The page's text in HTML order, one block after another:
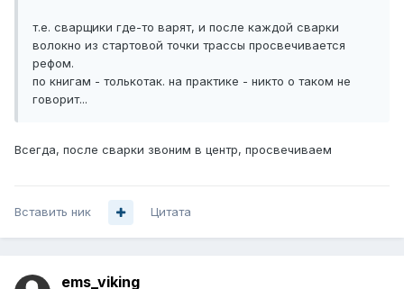
т.е. сварщики где-то варят, и после каждой сварки
волокно из стартовой точки трассы просвечивается
рефом.
по книгам - толькотак. на практике - никто о таком не
говорит...
Всегда, после сварки звоним в центр, просвечиваем
Вставить ник Цитата
ems_viking